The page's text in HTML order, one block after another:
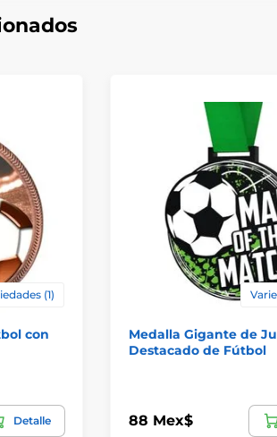
(1)
con
Detalle
Medalla Gigante de
Destacado de Fútbol
88 Mex$